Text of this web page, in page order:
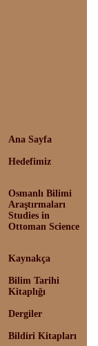
Ana Sayfa
Hedefimiz
Osmanlı Bilimi
Araştırmaları
Studies in
Ottoman Science
Kaynakça
Bilim Tarihi
Kitaplığı
Dergiler
Bildiri Kitapları